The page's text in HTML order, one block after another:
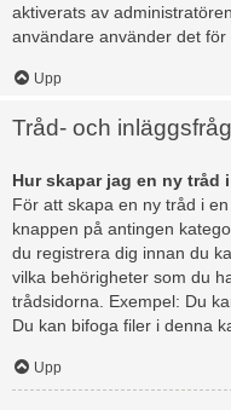
aktiverats av
användare använder det för
Upp
Tråd- och
Hur skapar jag en ny tråd
För att skapa en ny tråd i
knappen på antingen
du registrera dig innan du
vilka behörigheter som du
trådsidorna. Exempel: Du
Du kan bifoga filer i denna
Upp